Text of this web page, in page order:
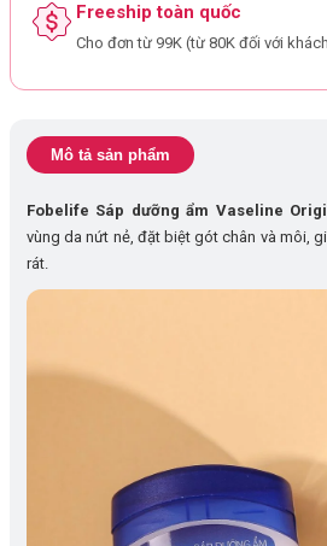
Freeship toàn quốc
Cho đơn từ 99K (từ 80K đối với
Mô tả sản phẩm
Fobelife Sáp dưỡng ẩm Vaseline
vùng da nứt nẻ, đặt biệt gót chân và môi,
rát.